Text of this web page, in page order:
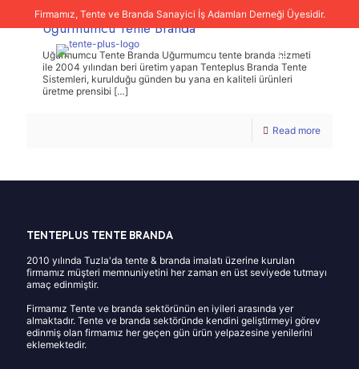
Firmamız, Tente ve Branda Sanayici İş Adamları Derneği Üyesidir.
Uğurmumcu Tente Branda
Uğurmumcu Tente Branda Uğurmumcu tente branda hizmeti
ile 2004 yılından beri üretim yapan Tenteplus Branda Tente
Sistemleri, kurulduğu günden bu yana en kaliteli ürünleri
üretme prensibi […]
Read more
TENTEPLUS TENTE BRANDA
2010 yılında Tuzla'da tente & branda imalatı üzerine kurulan
firmamız müşteri memnuniyetini her zaman en üst seviyede tutmayı
amaç edinmiştir.
Firmamız Tente ve branda sektörünün en iyileri arasında yer
almaktadır. Tente ve branda sektöründe kendini geliştirmeyi görev
edinmiş olan firmamız her geçen gün ürün yelpazesine yenilerini
eklemektedir.